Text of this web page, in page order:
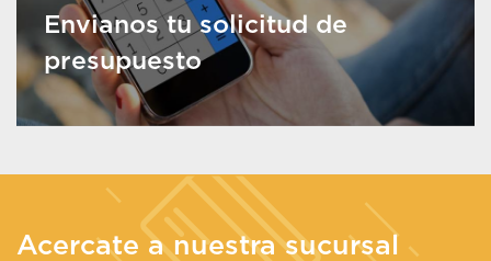
Envianos tu solicitud de
presupuesto
Acercate a nuestra sucursal